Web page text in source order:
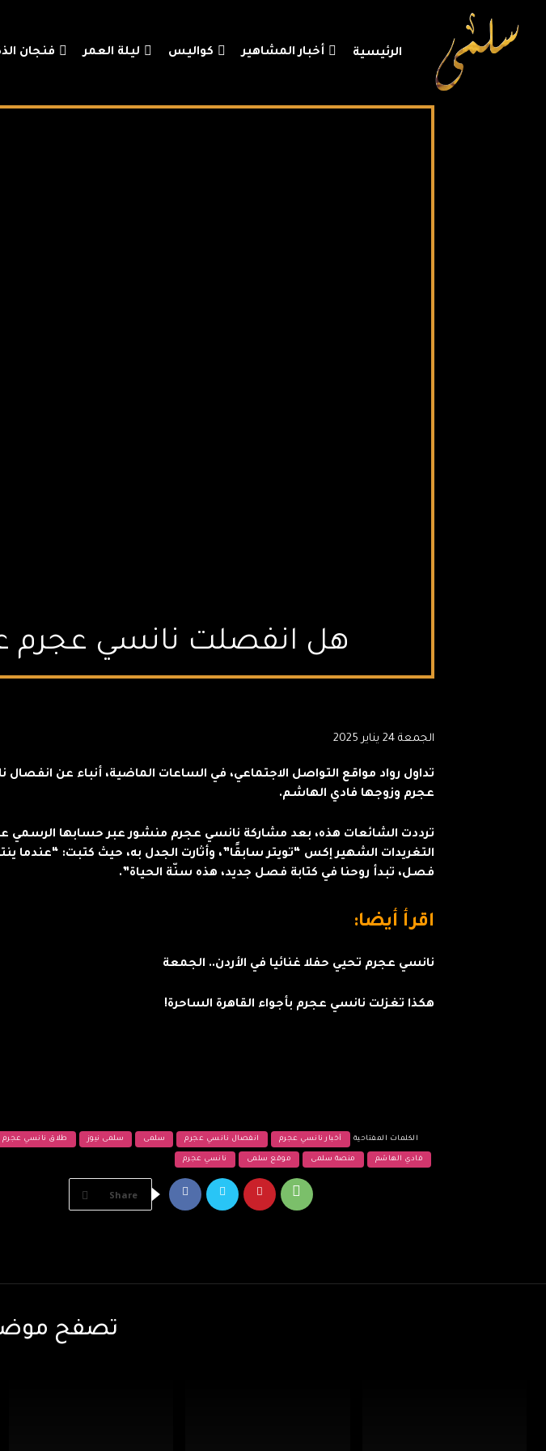
الرئيسية أخبار المشاهير كواليس ليلة العمر فنجان
هل انفصلت نانسي عجرم
الجمعة 24 يناير 2025
تداول رواد مواقع التواصل الاجتماعي، في الساعات الماضية، أنباء عن انفصال
عجرم وزوجها فادي الهاشم.
ترددت الشائعات هذه، بعد مشاركة نانسي عجرم منشور عبر حسابها الرسمي
التغريدات الشهير إكس “تويتر سابقًا”، وأثارت الجدل به، حيث كتبت: “عندما
فصل، تبدأ روحنا في كتابة فصل جديد، هذه سنّة الحياة”.
اقرأ أيضا:
نانسي عجرم تحيي حفلا غنائيا في الأردن.. الجمعة
هكذا تغزلت نانسي عجرم بأجواء القاهرة الساحرة!
الكلمات المفتاحية أخبار نانسي عجرم انفصال نانسي عجرم سلمى سلمى نيوز طلاق نانسي عجرم
فادي الهاشم منصة سلمى موقع سلمى نانسي عجرم
Share
تصفح